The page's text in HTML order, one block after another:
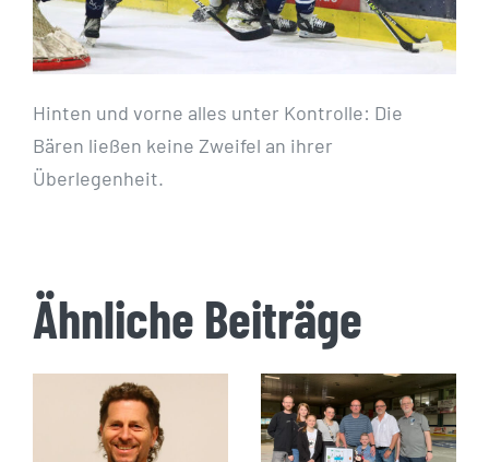
Hinten und vorne alles unter Kontrolle: Die
Bären ließen keine Zweifel an ihrer
Überlegenheit.
Ähnliche Beiträge